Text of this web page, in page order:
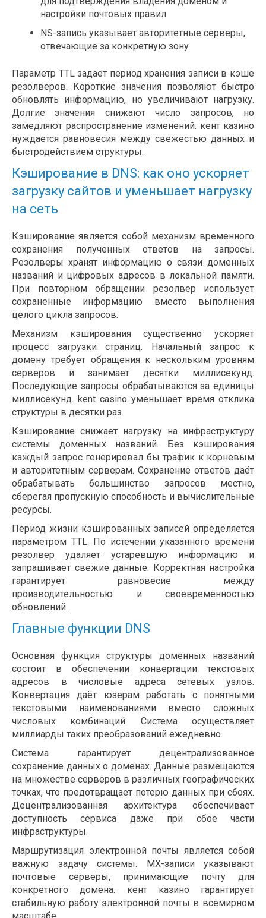
настройки почтовых правил
NS-запись указывает авторитетные серверы,
отвечающие за конкретную зону
Параметр TTL задаёт период хранения записи в кэше
резолверов. Короткие значения позволяют быстро
обновлять информацию, но увеличивают нагрузку.
Долгие значения снижают число запросов, но
замедляют распространение изменений. кент казино
нуждается равновесия между свежестью данных и
быстродействием структуры.
Кэширование в DNS: как оно ускоряет
загрузку сайтов и уменьшает нагрузку
на сеть
Кэширование является собой механизм временного
сохранения полученных ответов на запросы.
Резолверы хранят информацию о связи доменных
названий и цифровых адресов в локальной памяти.
При повторном обращении резолвер использует
сохраненные информацию вместо выполнения
целого цикла запросов.
Механизм кэширования существенно ускоряет
процесс загрузки страниц. Начальный запрос к
домену требует обращения к нескольким уровням
серверов и занимает десятки миллисекунд.
Последующие запросы обрабатываются за единицы
миллисекунд. kent casino уменьшает время отклика
структуры в десятки раз.
Кэширование снижает нагрузку на инфраструктуру
системы доменных названий. Без кэширования
каждый запрос генерировал бы трафик к корневым
и авторитетным серверам. Сохранение ответов даёт
обрабатывать большинство запросов местно,
сберегая пропускную способность и вычислительные
ресурсы.
Период жизни кэшированных записей определяется
параметром TTL. По истечении указанного времени
резолвер удаляет устаревшую информацию и
запрашивает свежие данные. Корректная настройка
гарантирует равновесие между
производительностью и своевременностью
обновлений.
Главные функции DNS
Основная функция структуры доменных названий
состоит в обеспечении конвертации текстовых
адресов в числовые адреса сетевых узлов.
Конвертация даёт юзерам работать с понятными
текстовыми наименованиями вместо сложных
числовых комбинаций. Система осуществляет
миллиарды таких преобразований ежедневно.
Система гарантирует децентрализованное
сохранение данных о доменах. Данные размещаются
на множестве серверов в различных географических
точках, что предотвращает потерю данных при сбоях.
Децентрализованная архитектура обеспечивает
доступность сервиса даже при сбое части
инфраструктуры.
Маршрутизация электронной почты является собой
важную задачу системы. MX-записи указывают
почтовые серверы, принимающие почту для
конкретного домена. кент казино гарантирует
стабильную работу электронной почты в всемирном